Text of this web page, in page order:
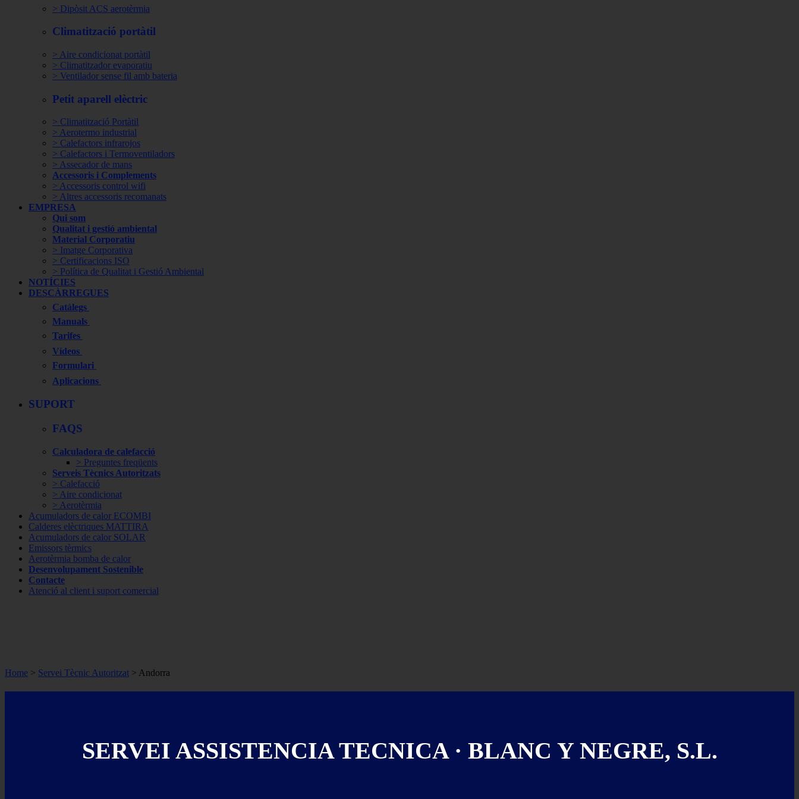
> Dipòsit ACS aerotèrmia
Climatització portàtil
> Aire condicionat portàtil
> Climatitzador evaporatiu
> Ventilador sense fil amb bateria
Petit aparell elèctric
> Climatització Portàtil
> Aerotermo industrial
> Calefactors infrarojos
> Calefactors i Termoventiladors
> Assecador de mans
Accessoris i Complements
> Accessoris control wifi
> Altres accessoris recomanats
EMPRESA
Qui som
Qualitat i gestió ambiental
Material Corporatiu
> Imatge Corporativa
> Certificacions ISO
> Política de Qualitat i Gestió Ambiental
NOTÍCIES
DESCÀRREGUES
Catàlegs
Manuals
Tarifes
Vídeos
Formulari
Aplicacions
SUPORT
FAQS
Calculadora de calefacció
> Preguntes freqüents
Serveis Tècnics Autoritzats
> Calefacció
> Aire condicionat
> Aerotèrmia
Acumuladors de calor ECOMBI
Calderes elèctriques MATTIRA
Acumuladors de calor SOLAR
Emissors tèrmics
Aerotèrmia bomba de calor
Desenvolupament Sostenible
Contacte
Atenció al client i suport comercial
Home > Servei Tècnic Autoritzat > Andorra
SERVEI ASSISTENCIA TECNICA · BLANC Y NEGRE, S.L.